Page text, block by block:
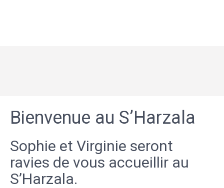
Bienvenue au S’Harzala
Sophie et Virginie seront
ravies de vous accueillir au
S’Harzala.